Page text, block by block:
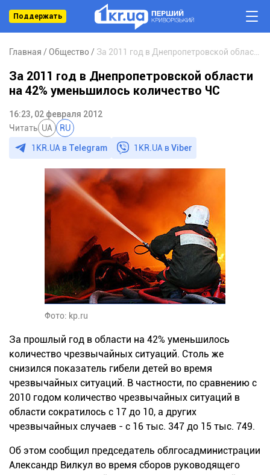
Поддержать
Главная Общество
За 2011 год в Днепропетровской области
на 42% уменьшилось количество ЧС
16:23, 02 февраля 2012
Читать UA RU
1KR.UA в Telegram 1KR.UA вViber
Фото: kp.ru
За прошлый год в области на 42% уменьшилось
количество чрезвычайных ситуаций. Столь же
снизился показатель гибели детей во время
чрезвычайных ситуаций. В частности, по сравнению с
2010 годом количество чрезвычайных ситуаций в
области сократилось с 17 до 10, а других
чрезвычайных случаев - с 16 тыс. 347 до 15 тыс. 749.
Об этом сообщил председатель облгосадминистрации
Александр Вилкул во время сборов руководящего